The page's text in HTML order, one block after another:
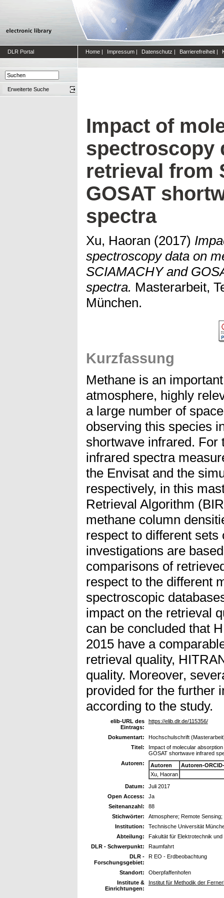
DLR Portal Home | Impressum | Datenschutz | Barrierefreiheit |
Erweiterte Suche
Impact of
spectroscopy
retrieval from
GOSAT
spectra
Xu, Haoran (2017)
spectroscopy data on
SCIAMACHY and
spectra. Masterarbeit,
München.
Kurzfassung
Methane is an
atmosphere, highly
a large number of
observing this species
shortwave infrared. For
infrared spectra
the Envisat and the
respectively, in this
Retrieval Algorithm
methane column
respect to different
investigations are
comparisons of
respect to the different
spectroscopic
impact on the retrieval
can be concluded that
2015 have a
retrieval quality,
quality. Moreover,
provided for the further
according to the study.
elib-URL des
Eintrags:
https://elib.dlr.de/115356/
Dokumentart:
Hochschulschrift
Titel:
Impact of molecular
GOSAT shortwave infrared
Autoren:
Autoren
Autoren-
Xu, Haoran
Datum:
Juli 2017
Open Access:
Ja
Seitenanzahl:
88
Stichwörter:
Atmosphere; Remote
Institution:
Technische Universität
Abteilung:
Fakultät für Elektrotechnik
DLR - Schwerpunkt:
Raumfahrt
DLR -
Forschungsgebiet:
R EO - Erdbeobachtung
Standort:
Oberpfaffenhofen
Institute &
Einrichtungen:
Institut für Methodik der